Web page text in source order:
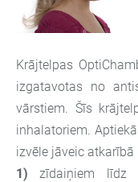
Krājtelpas
izgatavotas no
vārstiem. Šīs
inhalatoriem.
izvēle jāveic
1)zīdaiņiem līdz